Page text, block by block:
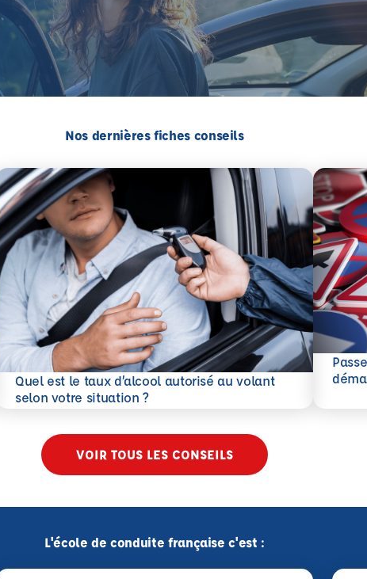
Nos dernières fiches conseils
Quel est le taux d’alcool autorisé au volant
selon votre situation ?
En savoir plus
En
VOIR TOUS LES CONSEILS
L'école de conduite française c'est :